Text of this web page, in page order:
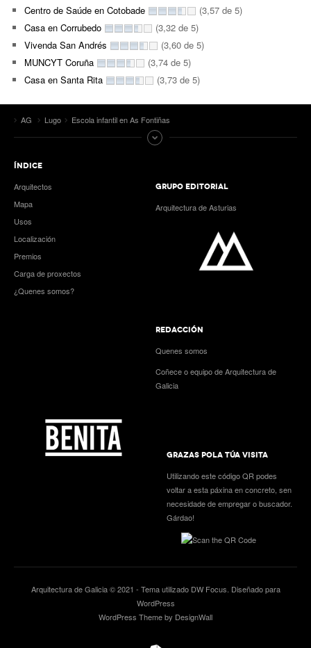
Centro de Saúde en Cotobade
(3,57 de 5)
Casa en Corrubedo
(3,32 de 5)
Vivenda San Andrés
(3,60 de 5)
MUNCYT Coruña
(3,74 de 5)
Casa en Santa Rita
(3,73 de 5)
AG Lugo Escola infantil en As Fontiñas
ÍNDICE
Arquitectos
Mapa
Usos
Localización
Premios
Carga de proxectos
¿Quenes somos?
GRUPO EDITORIAL
Arquitectura de Asturias
REDACCIÓN
Quenes somos
Coñece o equipo de Arquitectura de
Galicia
GRAZAS POLA TÚA VISITA
Utilizando este código QR podes
voltar a esta páxina en concreto, sen
necesidade de empregar o buscador.
Gárdao!
Arquitectura de Galicia © 2021 - Tema utilizado DW Focus . Diseñado para
WordPress
WordPress Theme by DesignWall